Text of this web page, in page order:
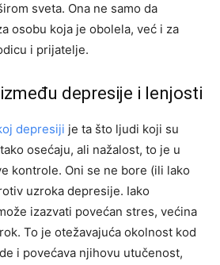
sveta. Ona ne samo da
osobu koja je obolela, već i za
i prijatelje.
depresije i lenjosti
depresiji je ta što ljudi koji su
osećaju, ali nažalost, to je u
kontrole. Oni se ne bore (ili lako
uzroka depresije. Iako
izazvati povećan stres, većina
To je otežavajuća okolnost kod
i povećava njihovu utučenost,